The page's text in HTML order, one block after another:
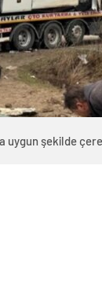
uygun şekilde